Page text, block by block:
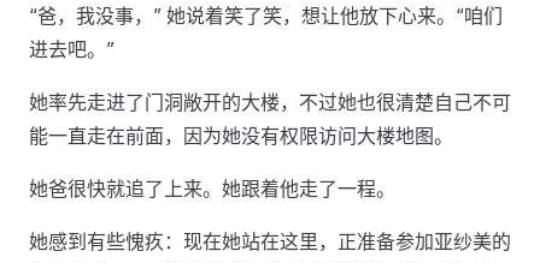
“爸，我没事，” 她说着笑了笑，想让他放下心来。“咱们
进去吧。”
她率先走进了门洞敞开的大楼，不过她也很清楚自己不可
能一直走在前面，因为她没有权限访问大楼地图。
她爸很快就追了上来。她跟着他走了一程。
她感到有些愧疚：现在她站在这里，正准备参加亚纱美的